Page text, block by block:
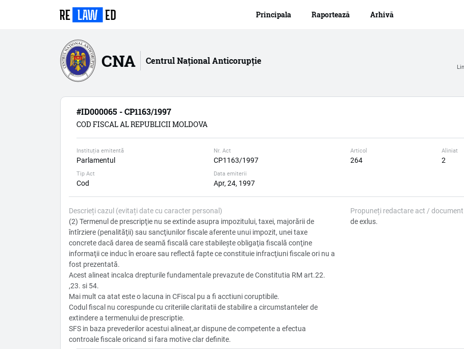
la
Navigare principală
Principala Raportează Arhivă
CNA Centrul Național Anticorupție
#ID000065 - CP1163/1997
COD FISCAL AL REPUBLICII MOLDOVA
Instituția emitentă
Parlamentul
Tip Act
Cod
Nr. Act
CP1163/1997
Data emiterii
Apr, 24, 1997
Articol
264
Aliniat
2
Descrieți cazul (evitați date cu caracter personal)
(2) Termenul de prescripţie nu se extinde asupra impozitului, taxei, majorării de
întîrziere (penalităţii) sau sancţiunilor fiscale aferente unui impozit, unei taxe
concrete dacă darea de seamă fiscală care stabileşte obligaţia fiscală conţine
informaţii ce induc în eroare sau reflectă fapte ce constituie infracţiuni fiscale ori nu a
fost prezentată.
Acest alineat incalca drepturile fundamentale prevazute de Constitutia RM art.22.
,23. si 54.
Mai mult ca atat este o lacuna in CFiscal pu a fi acctiuni coruptibile.
Codul fiscal nu corespunde cu criteriile claritatii de stabilire a circumstanteler de
extindere a termenului de prescriptie.
SFS in baza prevederilor acestui alineat,ar dispune de competente a efectua
controale fiscale oricand si fara motive clar definite.
Propuneți redactare act /
de exlus.